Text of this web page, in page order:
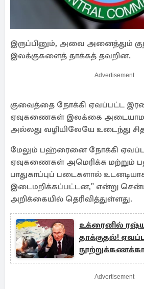
இருப்பினும், அவை அனைத்தும்
இலக்குகளைத் தாக்கத் தவறின.
Advertisement
குவைத்தை நோக்கி ஏவப்பட்ட
ஏவுகணைகள் இலக்கை
அல்லது வழியிலேயே உடைந்து
மேலும் பஹ்ரைனை நோக்கி
ஏவுகணைகள் அமெரிக்க
பாதுகாப்புப் படைகளால்
இடைமறிக்கப்பட்டன," என்று
அறிக்கையில் தெரிவித்துள்ளது.
உக்ரைனில்
தாக்குதல்!
ஏவுகணைகள்
Advertisement